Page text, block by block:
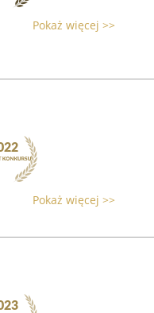
Pokaż więcej >>
Pokaż więcej >>